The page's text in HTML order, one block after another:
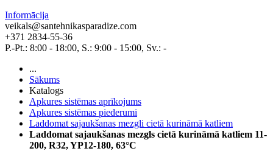
Informācija
veikals@santehnikasparadize.com
+371 2834-55-36
P.-Pt.: 8:00 - 18:00, S.: 9:00 - 15:00, Sv.: -
...
Sākums
Katalogs
Apkures sistēmas aprīkojums
Apkures sistēmas piederumi
Laddomat sajaukšanas mezgli cietā kurināmā katliem
Laddomat sajaukšanas mezgls cietā kurināmā katliem 11-
200, R32, YP12-180, 63°C